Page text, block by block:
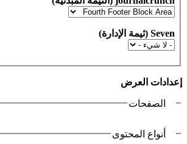
‏إعدادات العرض ‏
الصفحات
أنواع المحتوى